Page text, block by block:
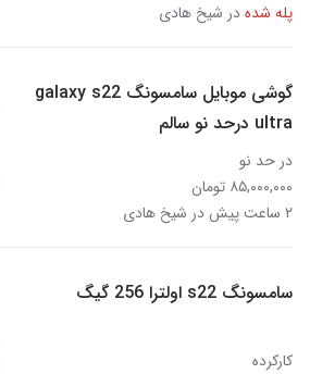
پله شدهدر شیخ هادی
گوشی موبایل سامسونگ galaxy s22
ultra درحد نو سالم
در حد نو
۸۵,۰۰۰,۰۰۰ تومان
۲ ساعت پیش در شیخ هادی
سامسونگ s22 اولترا 256 گیگ
کارکرده